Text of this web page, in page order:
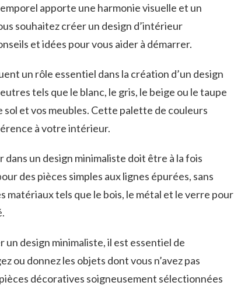
apporte une​ harmonie visuelle et ⁣un
​souhaitez créer​ un ⁤design d’intérieur‌
et idées pour vous ‌aider à démarrer.
un rôle ⁢essentiel dans ‍la création d’un design
tels‌ que le blanc, le gris, le beige ou ⁣le taupe
et vos meubles. Cette palette de ⁤couleurs
à votre intérieur.
un design minimaliste doit être à la fois
des pièces simples aux lignes épurées, sans
matériaux tels que le bois, le métal et le verre pour
design minimaliste, ​il est essentiel de
​ou ‍donnez les objets dont vous n’avez ‌pas
décoratives soigneusement sélectionnées